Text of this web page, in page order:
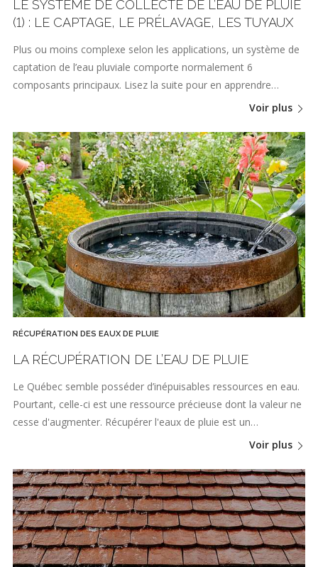
LE SYSTÈME DE COLLECTE DE L’EAU DE PLUIE
(1) : LE CAPTAGE, LE PRÉLAVAGE, LES TUYAUX
Plus ou moins complexe selon les applications, un système de
captation de l’eau pluviale comporte normalement 6
composants principaux. Lisez la suite pour en apprendre…
Voir plus
RÉCUPÉRATION DES EAUX DE PLUIE
LA RÉCUPÉRATION DE L’EAU DE PLUIE
Le Québec semble posséder d’inépuisables ressources en eau.
Pourtant, celle-ci est une ressource précieuse dont la valeur ne
cesse d'augmenter. Récupérer l'eaux de pluie est un…
Voir plus